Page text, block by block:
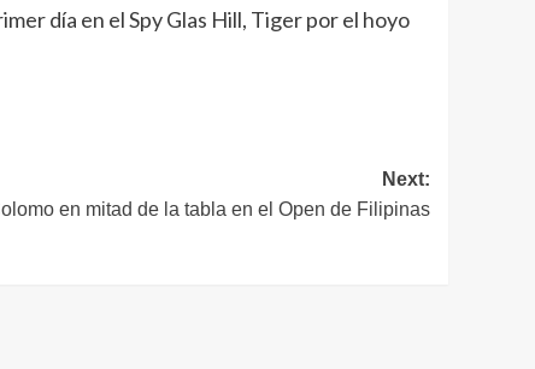
día en el Spy Glas Hill, Tiger por el hoyo
Next:
en mitad de la tabla en el Open de Filipinas